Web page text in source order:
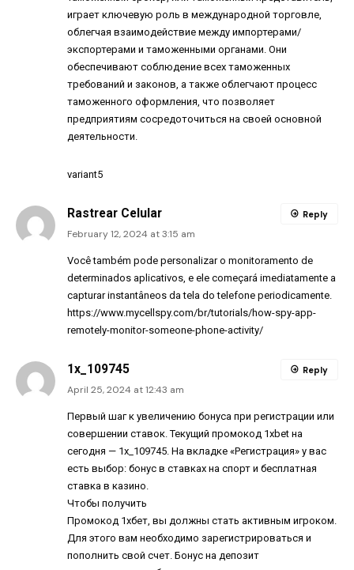
играет ключевую роль в международной торговле,
облегчая взаимодействие между импортерами/
экспортерами и таможенными органами. Они
обеспечивают соблюдение всех таможенных
требований и законов, а также облегчают процесс
таможенного оформления, что позволяет
предприятиям сосредоточиться на своей основной
деятельности.
variant5
Rastrear Celular
February 12, 2024 at 3:15 am
Você também pode personalizar o monitoramento de
determinados aplicativos, e ele começará imediatamente a
capturar instantâneos da tela do telefone periodicamente.
https://www.mycellspy.com/br/tutorials/how-spy-app-
remotely-monitor-someone-phone-activity/
Reply
1x_109745
April 25, 2024 at 12:43 am
Первый шаг к увеличению бонуса при регистрации или
совершении ставок. Текущий промокод 1xbet на
сегодня — 1x_109745. На вкладке «Регистрация» у вас
есть выбор: бонус в ставках на спорт и бесплатная
ставка в казино.
Чтобы получить
Промокод 1хбет , вы должны стать активным игроком.
Для этого вам необходимо зарегистрироваться и
пополнить свой счет. Бонус на депозит
Reply